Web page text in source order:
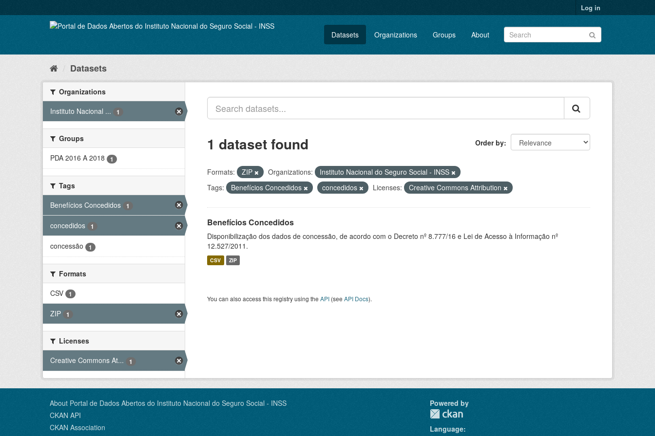
to
Log in
Datasets Organizations Groups About
Datasets
Organizations
Instituto Nacional ...
1
Groups
PDA 2016 A 2018
1
Tags
Benefícios Concedidos
1
concedidos 1
concessão 1
Formats
CSV
1
ZIP 1
Licenses
Creative Commons At...
1
Order by
1 dataset found
Formats: ZIP Organizations:
Instituto Nacional do Seguro Social - INSS
Tags:
Benefícios Concedidos concedidos Licenses: Creative Commons Attribution
Benefícios Concedidos
Disponibilização dos dados de concessão, de acordo com o Decreto nº 8.777/16 e Lei de Acesso à Informação nº
12.527/2011.
CSV ZIP
You can also access this registry using the API (see API Docs).
About Portal de Dados Abertos do Instituto Nacional do Seguro Social - INSS
CKAN API
CKAN Association
Powered by
Language